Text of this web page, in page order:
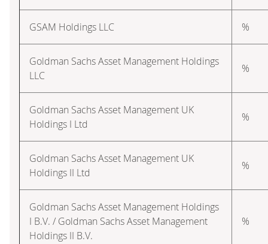
GSAM Holdings LLC %
Goldman Sachs Asset Management Holdings
LLC
%
Goldman Sachs Asset Management UK
Holdings I Ltd
%
Goldman Sachs Asset Management UK
Holdings II Ltd
%
Goldman Sachs Asset Management Holdings
I B.V. / Goldman Sachs Asset Management
Holdings II B.V.
%